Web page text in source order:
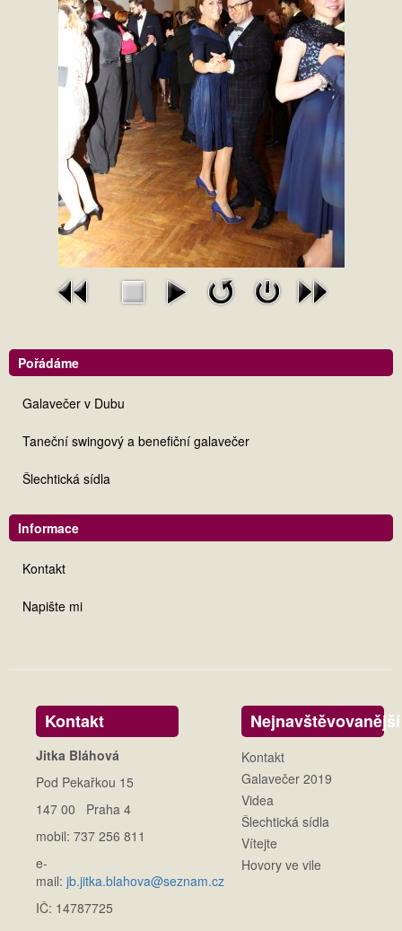
Pořádáme
Galavečer v Dubu
Taneční swingový a benefiční galavečer
Šlechtická sídla
Informace
Kontakt
Napište mi
Kontakt
Jitka Bláhová
Pod Pekařkou 15
147 00 Praha 4
mobil: 737 256 811
e-
mail: jb.jitka.blahova@seznam.cz
IČ: 14787725
Nejnavštěvovanější
Kontakt
Galavečer 2019
Videa
Šlechtická sídla
Vítejte
Hovory ve vile